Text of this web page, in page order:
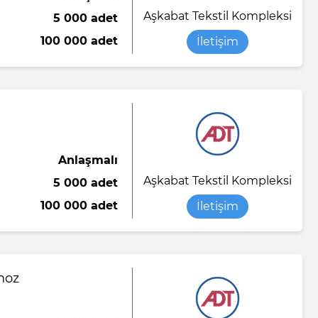
end)
Saten kumaş
Viskon kumaş
Yumuşak şeker
Sıvı sabun
Tükenmez kalem
5 000 adet
100 000 adet
Aşkabat Tekstil Kompleksi
İletişim
Anlaşmalı
5 000 adet
100 000 adet
Aşkabat Tekstil Kompleksi
İletişim